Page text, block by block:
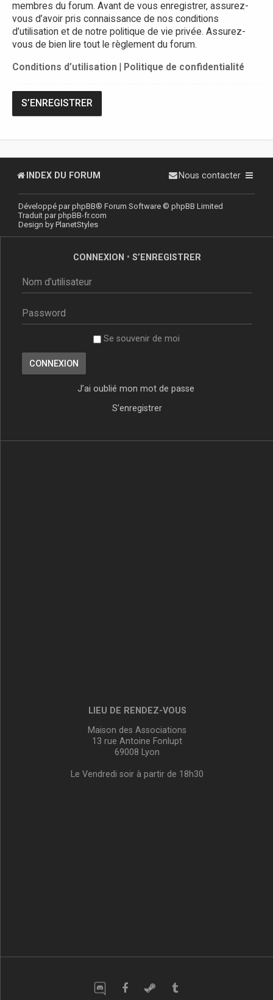
membres du forum. Avant de vous enregistrer, assurez-
vous d’avoir pris connaissance de nos conditions
d’utilisation et de notre politique de vie privée. Assurez-
vous de bien lire tout le règlement du forum.
Conditions d’utilisation Politique de confidentialité
S’ENREGISTRER
INDEX DU FORUM Nous contacter
Développé parphpBB® Forum Software © phpBB Limited
Traduit parphpBB-fr.com
Design by PlanetStyles
CONNEXION • S’ENREGISTRER
Se souvenir de moi
J’ai oublié mon mot de passe
S’enregistrer
LIEU DE RENDEZ-VOUS
Maison des Associations
13 rue Antoine Fonlupt
69008 Lyon
Le Vendredi soir à partir de 18h30